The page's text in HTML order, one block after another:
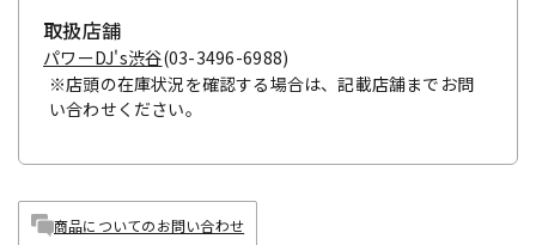
取扱店舗
パワーDJ's渋谷(03-3496-6988)
※店頭の在庫状況を確認する場合は、記載店舗までお問
い合わせください。
商品についてのお問い合わせ